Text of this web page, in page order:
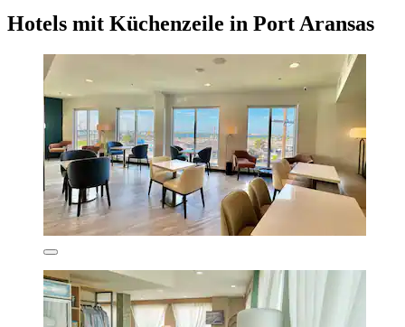
Hotels mit Küchenzeile in Port Aransas